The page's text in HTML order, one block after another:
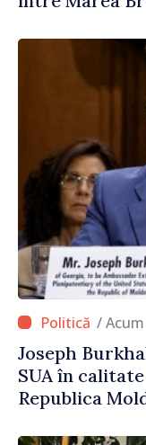
/
Joseph
SUA în
Republica